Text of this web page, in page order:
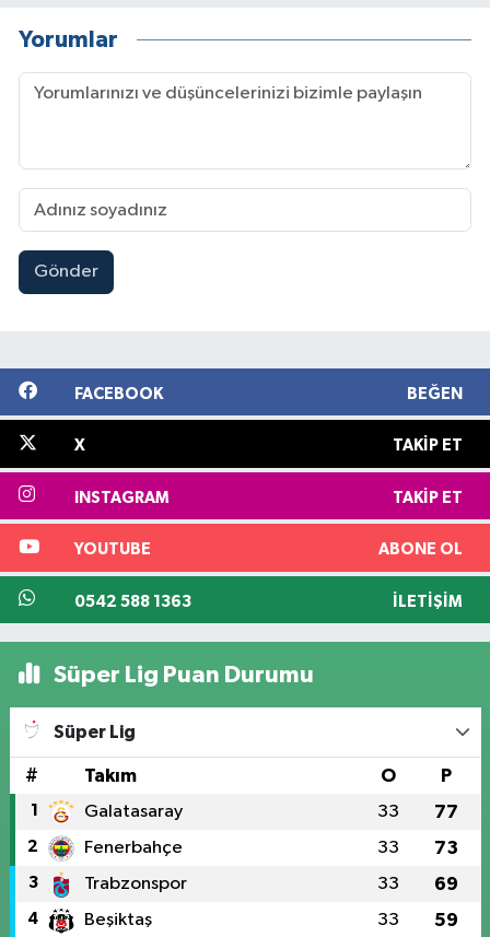
Yorumlar
Gönder
FACEBOOK BEĞEN
X TAKIP ET
INSTAGRAM TAKIP ET
YOUTUBE ABONE OL
0542 588 1363 İLETIŞIM
Süper Lig Puan Durumu
Süper Lig
# Takım O P
1 Galatasaray 33 77
2 Fenerbahçe 33 73
3 Trabzonspor 33 69
4 Beşiktaş 33 59